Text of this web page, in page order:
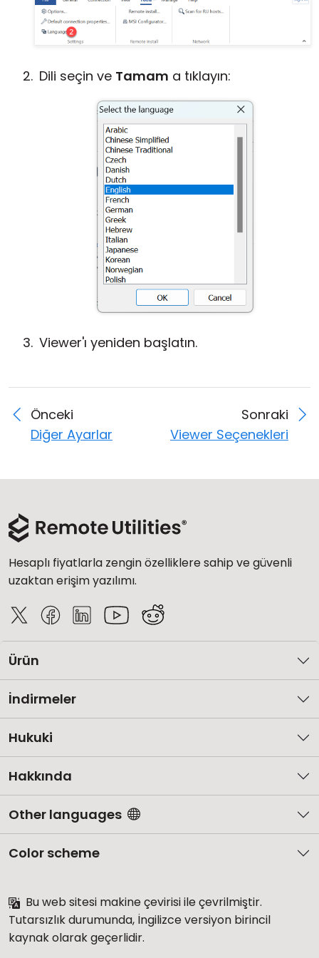
Dili seçin ve Tamam a tıklayın:
Viewer'ı yeniden başlatın.
Önceki
Diğer Ayarlar
Sonraki
Viewer Seçenekleri
Hesaplı fiyatlarla zengin özelliklere sahip ve güvenli
uzaktan erişim yazılımı.
Ürün
İndirmeler
Hukuki
Hakkında
Other languages
Color scheme
Bu web sitesi makine çevirisi ile çevrilmiştir.
Tutarsızlık durumunda, İngilizce versiyon birincil
kaynak olarak geçerlidir.
Bulut ve Yerel